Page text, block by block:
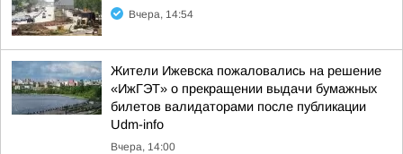
Вчера, 14:54
Жители Ижевска пожаловались на решение
«ИжГЭТ» о прекращении выдачи бумажных
билетов валидаторами после публикации
Udm-info
Вчера, 14:00